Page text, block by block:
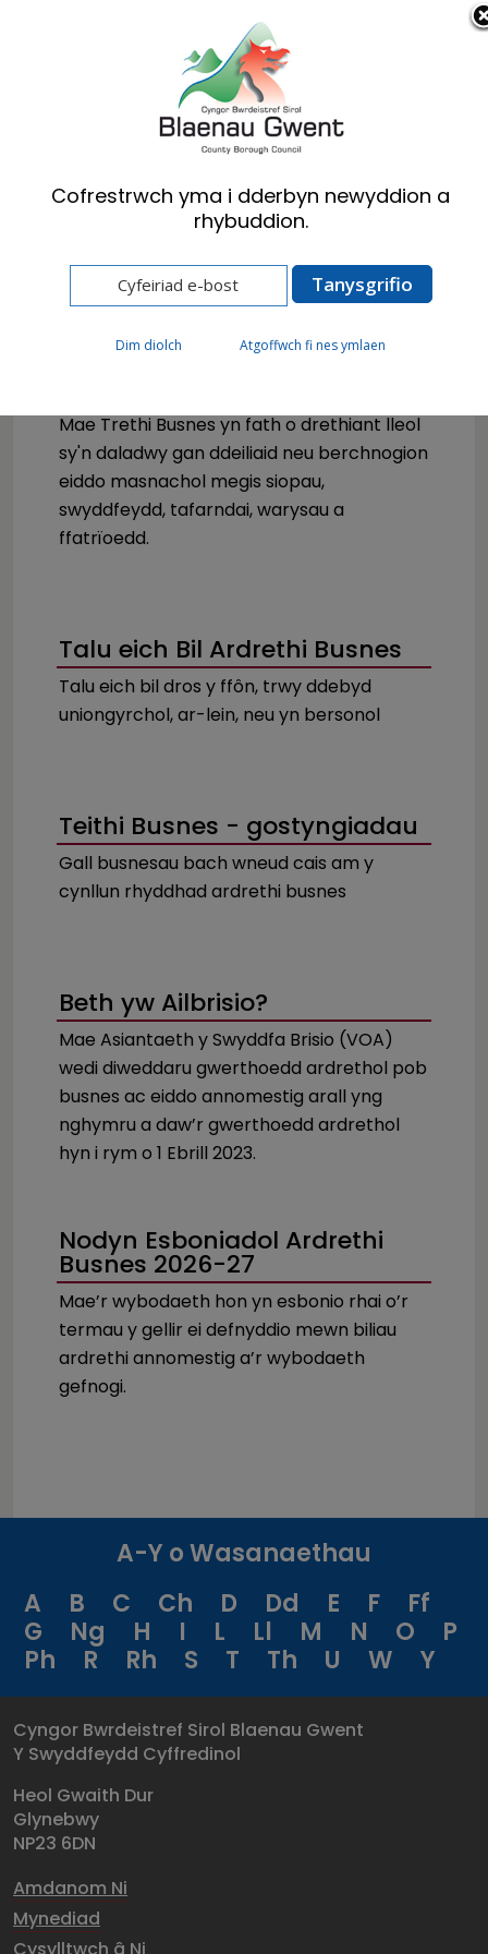
Cymraeg English
Busnes Trethi busnes (NNDR)
Mae Trethi Busnes yn fath o drethiant lleol
sy'n daladwy gan ddeiliaid neu berchnogion
eiddo masnachol megis siopau,
swyddfeydd, tafarndai, warysau a
ffatrïoedd.
Talu eich Bil Ardrethi Busnes
Talu eich bil dros y ffôn, trwy ddebyd
uniongyrchol, ar-lein, neu yn bersonol
Teithi Busnes - gostyngiadau
Gall busnesau bach wneud cais am y
cynllun rhyddhad ardrethi busnes
Beth yw Ailbrisio?
Mae Asiantaeth y Swyddfa Brisio (VOA)
wedi diweddaru gwerthoedd ardrethol pob
busnes ac eiddo annomestig arall yng
nghymru a daw’r gwerthoedd ardrethol
hyn i rym o 1 Ebrill 2023.
Nodyn Esboniadol Ardrethi
Busnes 2026-27
Mae’r wybodaeth hon yn esbonio rhai o’r
termau y gellir ei defnyddio mewn biliau
ardrethi annomestig a’r wybodaeth
gefnogi.
A-Y o Wasanaethau
A
B C Ch D Dd E F
Ff
G
Ng H I L Ll M N O
P
Ph
R Rh S T Th U W Y
Cyngor Bwrdeistref Sirol Blaenau Gwent
Y Swyddfeydd Cyffredinol
Heol Gwaith Dur
Glynebwy
NP23 6DN
Amdanom Ni
Mynediad
Cofrestrwch yma i dderbyn newyddion a
rhybuddion.
Dim diolch Atgoffwch fi nes ymlaen